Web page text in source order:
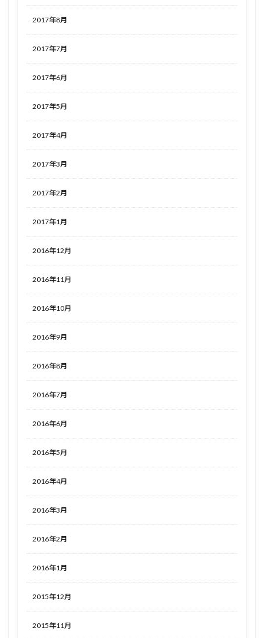
2017年8月
2017年7月
2017年6月
2017年5月
2017年4月
2017年3月
2017年2月
2017年1月
2016年12月
2016年11月
2016年10月
2016年9月
2016年8月
2016年7月
2016年6月
2016年5月
2016年4月
2016年3月
2016年2月
2016年1月
2015年12月
2015年11月